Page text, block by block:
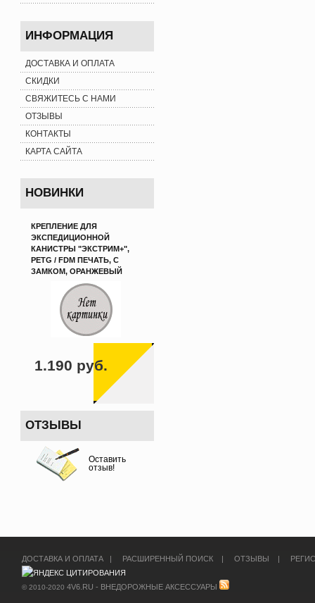
ИНФОРМАЦИЯ
ДОСТАВКА И ОПЛАТА
СКИДКИ
СВЯЖИТЕСЬ С НАМИ
ОТЗЫВЫ
КОНТАКТЫ
КАРТА САЙТА
НОВИНКИ
КРЕПЛЕНИЕ ДЛЯ
ЭКСПЕДИЦИОННОЙ
КАНИСТРЫ "ЭКСТРИМ+",
PETG / FDM ПЕЧАТЬ, С
ЗАМКОМ, ОРАНЖЕВЫЙ
1.190 руб.
ОТЗЫВЫ
Оставить
отзыв!
ДОСТАВКА И ОПЛАТА | РАСШИРЕННЫЙ ПОИСК | ОТЗЫВЫ |
© 2010-2020 4V6.RU - ВНЕДОРОЖНЫЕ АКСЕССУАРЫ